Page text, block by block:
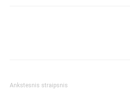
Ankstesnis straipsnis